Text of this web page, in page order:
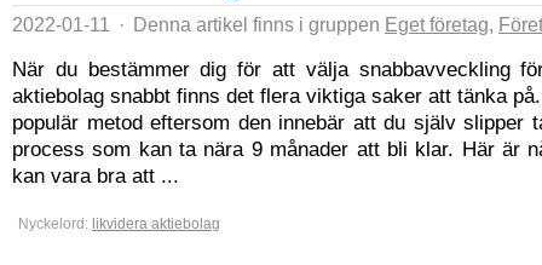
2022-01-11 · Denna artikel finns i gruppen Eget företag,
När du bestämmer dig för att välja snabbavveckling
aktiebolag snabbt finns det flera viktiga saker att tänka
populär metod eftersom den innebär att du själv slipper
process som kan ta nära 9 månader att bli klar. Här är
kan vara bra att ...
Nyckelord: likvidera aktiebolag